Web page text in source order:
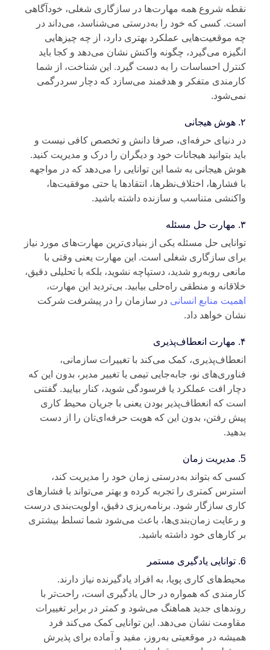
شروع همه مهارت‌ها در سازگاری شغلی، خودآگاهی
کسی که خود را به‌درستی می‌شناسد، می‌داند در
موقعیت‌هایی عملکرد بهتری دارد، از چه چیزهایی
می‌گیرد، چگونه واکنش نشان می‌دهد و کجا باید
احساسات را به‌ دست گیرد. این شناخت، از شما
متفکر و هدفمند می‌سازد که دچار سردرگمی
دنیای حرفه‌ای، صرفا دانش و تخصص کافی نیست و
بتوانید هیجانات خود و دیگران را درک و مدیریت کنید.
هیجانی به شما این توانایی را می‌دهد که در مواجهه
فشارها، اختلاف‌نظرها، انتقادها یا حتی موفقیت‌ها،
متناسب و سازنده داشته باشید.
حل مسئله یکی از بنیادی‌ترین مهارت‌های مورد نیاز
سازگاری شغلی است. این مهارت یعنی وقتی با
روبه‌رو شدید، دستپاچه نشوید، بلکه با تحلیلی دقیق،
و منطقی راه‌حلی بیابید. بی‌تردید این مهارت،
منابع انسانی در سازمان را در پیشرفت شرکت
خواهد داد.
کمک می‌کند با تغییرات سازمانی،
نو، جابه‌جایی تیمی یا تغییر مدیر، بدون این که
افت عملکرد یا فرسودگی شوید، کنار بیایید. گفتنی
که انعطاف‌پذیر بودن یعنی با جریان محیط کاری
رفتن، بدون این که هویت حرفه‌ای‌تان را از دست
که بتواند به‌درستی زمان خود را مدیریت کند،
کمتری را تجربه کرده و بهتر می‌تواند با فشارهای
سازگار شود. برنامه‌ریزی دقیق، اولویت‌بندی درست
رعایت زمان‌بندی‌ها، باعث می‌شود شما تسلط بیشتری
کارهای خود داشته باشید.
کاری پویا، به افراد یادگیرنده نیاز دارند.
که همواره در حال یادگیری است، راحت‌تر با
جدید هماهنگ می‌شود و کمتر در برابر تغییرات
نشان می‌دهد. این توانایی کمک می‌کند فرد
در موقعیتی به‌روز، مفید و آماده برای پذیرش